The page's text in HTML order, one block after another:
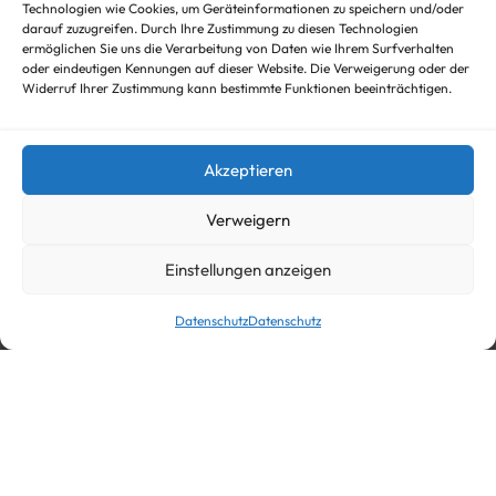
Technologien wie Cookies, um Geräteinformationen zu speichern und/oder
darauf zuzugreifen. Durch Ihre Zustimmung zu diesen Technologien
ermöglichen Sie uns die Verarbeitung von Daten wie Ihrem Surfverhalten
oder eindeutigen Kennungen auf dieser Website. Die Verweigerung oder der
Widerruf Ihrer Zustimmung kann bestimmte Funktionen beeinträchtigen.
Akzeptieren
Verweigern
Einstellungen anzeigen
DatenschutzDatenschutz
Arbeitsmaschinen
Autotrailer
Autotrailer geschlossen
Baumaschinen
Kippanhänger Angebote